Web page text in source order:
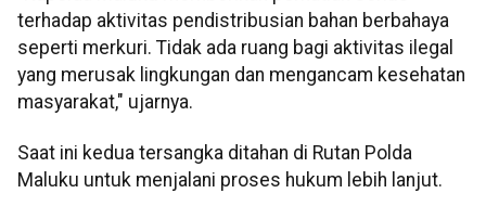
terhadap aktivitas pendistribusian bahan berbahaya
seperti merkuri. Tidak ada ruang bagi aktivitas ilegal
yang merusak lingkungan dan mengancam kesehatan
masyarakat," ujarnya.
Saat ini kedua tersangka ditahan di Rutan Polda
Maluku untuk menjalani proses hukum lebih lanjut.